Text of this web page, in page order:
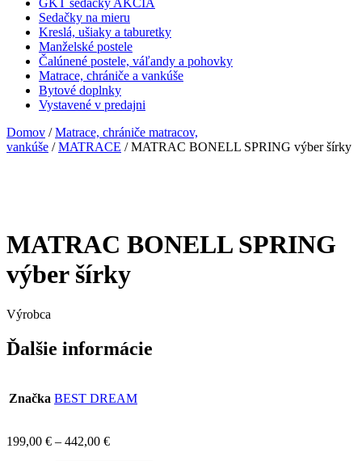
GKT sedačky AKCIA
Sedačky na mieru
Kreslá, ušiaky a taburetky
Manželské postele
Čalúnené postele, váľandy a pohovky
Matrace, chrániče a vankúše
Bytové doplnky
Vystavené v predajni
Domov /Matrace, chrániče matracov,
vankúše /MATRACE / MATRAC BONELL SPRING výber šírky
MATRAC BONELL SPRING
výber šírky
Výrobca
Ďalšie informácie
Značka BEST DREAM
199,00 € – 442,00 €